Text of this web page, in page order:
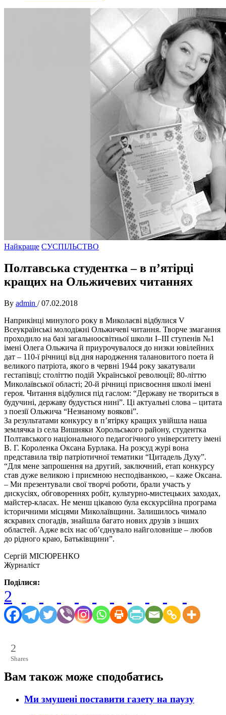
Найкраще СУСПІЛЬСТВО
Полтавська студентка – в п’ятірці
кращих на Ольжичевих читаннях
By admin / 07.02.2018
Наприкінці минулого року в Миколаєві відбулися V
Всеукраїнські молодіжні Ольжичеві читання. Творче змагання
проходило на базі загальноосвітньої школи І–ІІІ ступенів №1
імені Олега Ольжича й приурочувалося до низки ювілейних
дат – 110-ї річниці від дня народження талановитого поета й
великого патріота, якого в червні 1944 року закатували
гестапівці; століттю подій Української революції; 80-літтю
Миколаївської області; 20-й річниці присвоєння школі імені
героя. Читання відбулися під гаслом: “Державу не твориться в
будучині, державу будується нині”. Ці актуальні слова – цитата
з поезії Ольжича “Незнаному воякові”.
За результатами конкурсу в п’ятірку кращих увійшла наша
землячка із села Вишняки Хорольського району, студентка
Полтавського національного педагогічного університету імені
В. Г. Короленка Оксана Бурлака. На розсуд журі вона
представила твір патріотичної тематики “Цитадель Духу”.
“Для мене запрошення на другий, заключний, етап конкурсу
став дуже великою і приємною несподіванкою, – каже Оксана.
– Ми презентували свої творчі роботи, брали участь у
дискусіях, обговореннях робіт, культурно-мистецьких заходах,
майстер-класах. Не менш цікавою була екскурсійна програма
історичними місцями Миколаївщини. Залишилось чимало
яскравих спогадів, знайшла багато нових друзів з інших
областей. Адже всіх нас об’єднувало найголовніше – любов
до рідного краю, Батьківщини”.
Сергій МІСЮРЕНКО
Журналіст
Поділися:
2
2
Shares
Вам також може сподобатись
Ми змушені поставити газету на паузу